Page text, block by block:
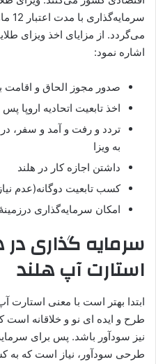
می‌گردد. از مزایای اخذ ویزای
اشاره نمود:
صدور مجوز الحاق و اقامت
اخذ تابعیت اتحادیه اروپا پس از 5 سال
تردد و رفت و آمد و سفر،
به ویزا
داشتن اجازه کار در هلند
کسب تابعیت دوگانه(عدم
امکان سرمایه‌گذاری
سرمایه گذاری در
استارت آپ هلند
ابتدا بهتر است با معنی
طرح و ایده ای نو و خلاقانه
نیز سودآور باشد. پس برای
طرحی سودآور، نیاز است که به